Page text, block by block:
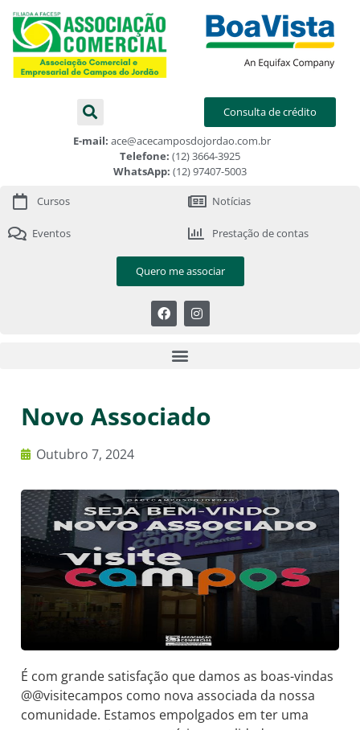
Consulta de crédito
E-mail: ace@acecamposdojordao.com.br
Telefone: (12) 3664-3925
WhatsApp: (12) 97407-5003
Cursos Notícias
Eventos Prestação de contas
Quero me associar
Novo Associado
Outubro 7, 2024
É com grande satisfação que damos as boas-vindas
@@visitecampos como nova associada da nossa
comunidade. Estamos empolgados em ter uma